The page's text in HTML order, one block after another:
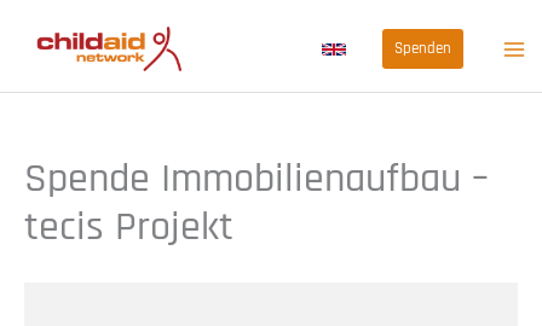
Inhalt
springen
Spenden
Spende Immobilienaufbau –
tecis Projekt